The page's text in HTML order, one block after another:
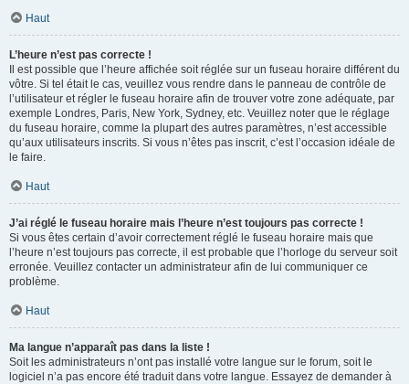
Haut
L’heure n’est pas correcte !
Il est possible que l’heure affichée soit réglée sur un fuseau horaire différent du
vôtre. Si tel était le cas, veuillez vous rendre dans le panneau de contrôle de
l’utilisateur et régler le fuseau horaire afin de trouver votre zone adéquate, par
exemple Londres, Paris, New York, Sydney, etc. Veuillez noter que le réglage
du fuseau horaire, comme la plupart des autres paramètres, n’est accessible
qu’aux utilisateurs inscrits. Si vous n’êtes pas inscrit, c’est l’occasion idéale de
le faire.
Haut
J’ai réglé le fuseau horaire mais l’heure n’est toujours pas correcte !
Si vous êtes certain d’avoir correctement réglé le fuseau horaire mais que
l’heure n’est toujours pas correcte, il est probable que l’horloge du serveur soit
erronée. Veuillez contacter un administrateur afin de lui communiquer ce
problème.
Haut
Ma langue n’apparaît pas dans la liste !
Soit les administrateurs n’ont pas installé votre langue sur le forum, soit le
logiciel n’a pas encore été traduit dans votre langue. Essayez de demander à